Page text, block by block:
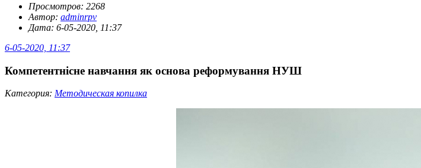
Просмотров: 2268
Автор: adminrpv
Дата: 6-05-2020, 11:37
6-05-2020, 11:37
Компетентнісне навчання як основа реформування НУШ
Категория: Методическая копилка